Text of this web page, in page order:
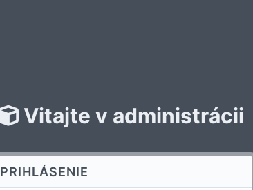
Vitajte v administrácii
PRIHLÁSENIE